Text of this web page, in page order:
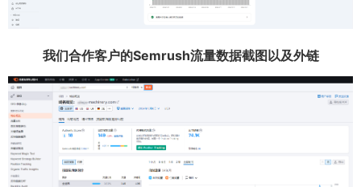
我们合作客户的Semrush流量数据截图以及外链